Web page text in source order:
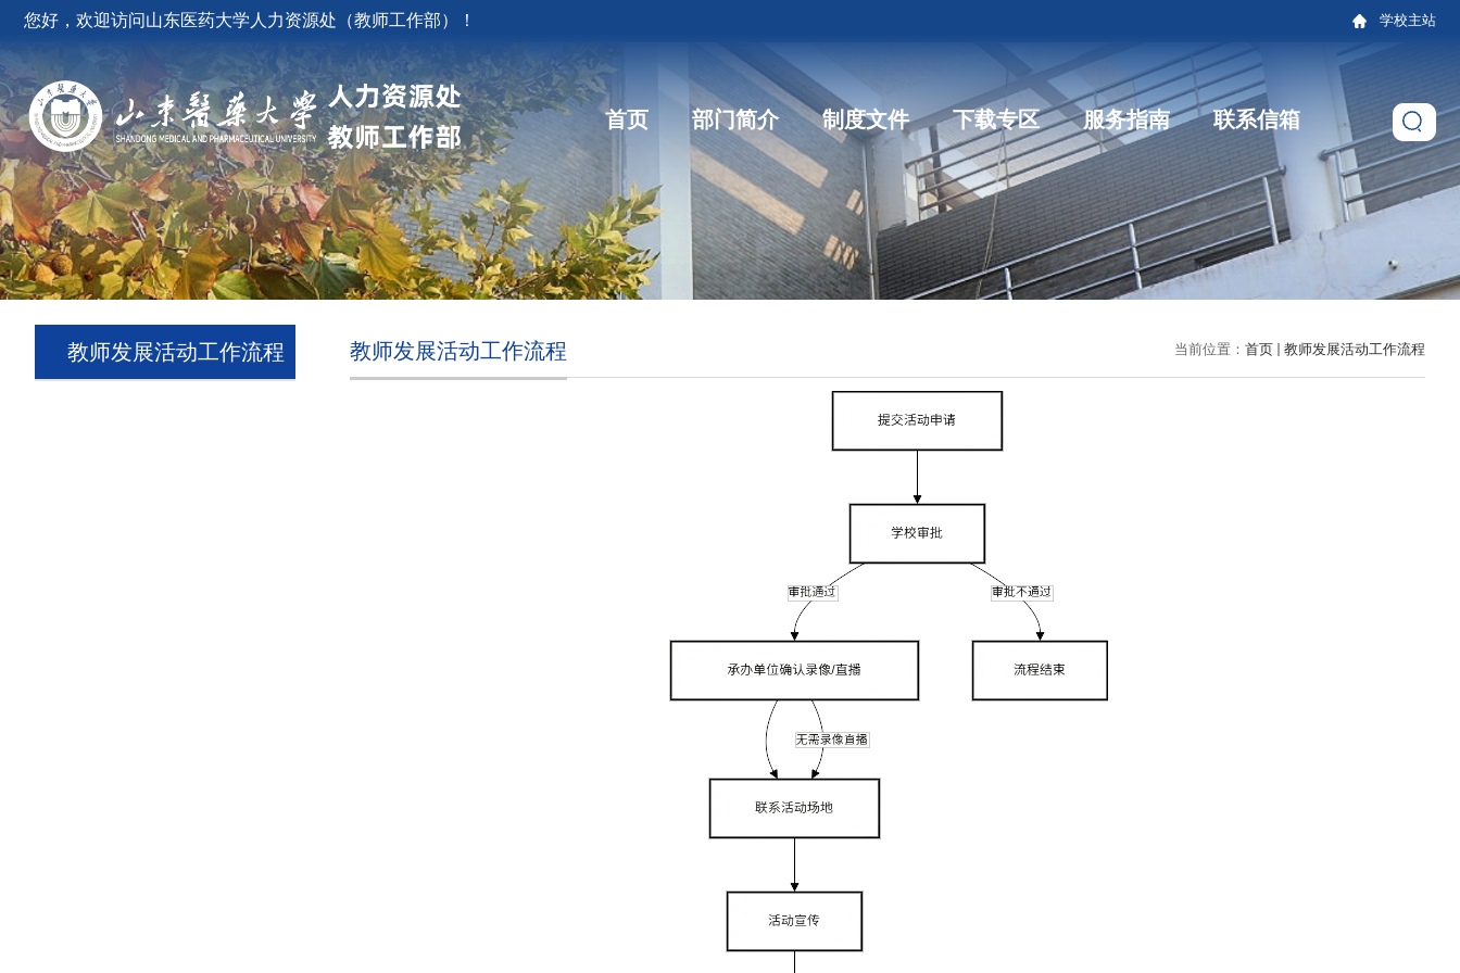
您好，欢迎访问山东医药大学人力资源处（教师工作部）！ 学校主站
首页 部门简介 制度文件 下载专区 服务指南 联系信箱
教师发展活动工作流程 当前位置： 首页 教师发展活动工作流程
教师发展活动工作流程